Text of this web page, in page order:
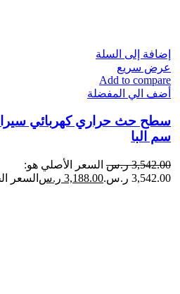
إضافة إلى السلة
عرض سريع
Add to compare
أضف الي المفضلة
سم البا
3,542.00 ر.س السعر الأصلي هو:
3,542.00 ر.س.
3,188.00 ر.س السعر